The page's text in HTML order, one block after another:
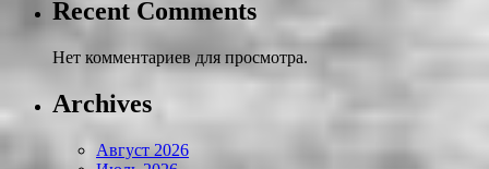
Recent Comments
Нет комментариев для просмотра.
Archives
Август 2026